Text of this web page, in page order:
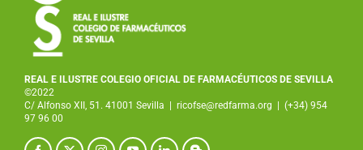
REAL E ILUSTRE COLEGIO OFICIAL DE FARMACÉUTICOS DE SEVILLA
©2022
C/ Alfonso XII, 51. 41001 Sevilla
ricofse@redfarma.org
(+34) 954
97 96 00